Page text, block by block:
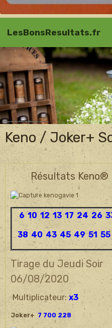
LesBonsResultats.fr
Keno / Joker+
Résultats Keno®
Tirage du Jeudi Soir
06/08/2020
6 10 12 13 17 24 26
38 40 43 45 49 51
Multiplicateur:x3
Joker+ 7 700 228